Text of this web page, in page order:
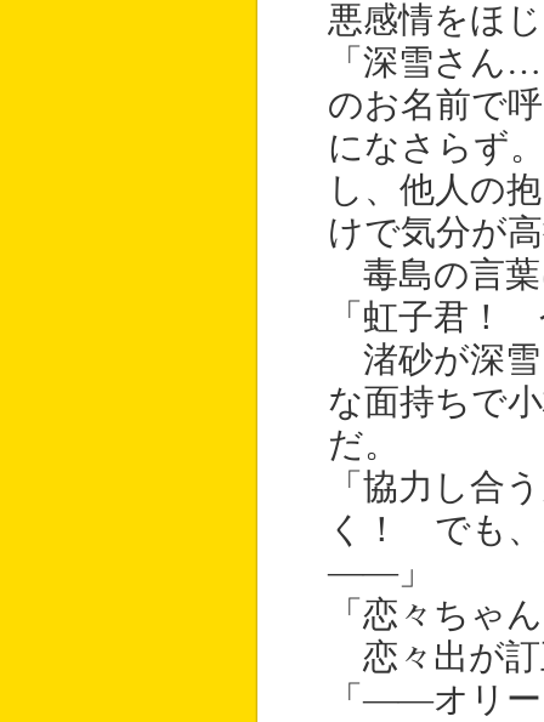
悪感情をほ
「深雪さん
のお名前で
になさらず
し、他人の
けで気分が
毒島の言葉
「虹子君！
渚砂が深雪
な面持ちで
だ。
「協力し合
く！ でも、
――」
「恋々ちゃ
恋々出が訂
「――オリー